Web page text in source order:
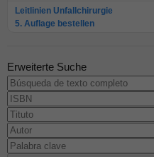
Leitlinien Unfallchirurgie
5. Auflage bestellen
Erweiterte Suche